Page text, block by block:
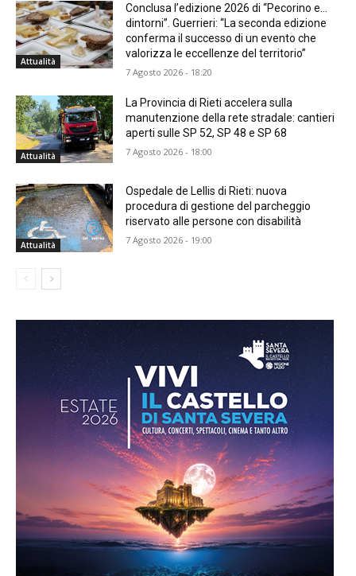
Attualità
Conclusa l’edizione 2026 di “Pecorino e…
dintorni”. Guerrieri: “La seconda edizione
conferma il successo di un evento che
valorizza le eccellenze del territorio”
7 Agosto 2026 - 18:20
Attualità
La Provincia di Rieti accelera sulla
manutenzione della rete stradale: cantieri
aperti sulle SP 52, SP 48 e SP 68
7 Agosto 2026 - 18:00
Attualità
Ospedale de Lellis di Rieti: nuova
procedura di gestione del parcheggio
riservato alle persone con disabilità
7 Agosto 2026 - 19:00